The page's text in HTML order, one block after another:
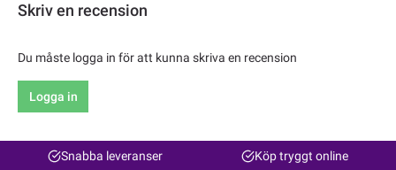
Skriv en recension
Du måste logga in för att kunna skriva en recension
Logga in
Snabba leveranser Köp tryggt online